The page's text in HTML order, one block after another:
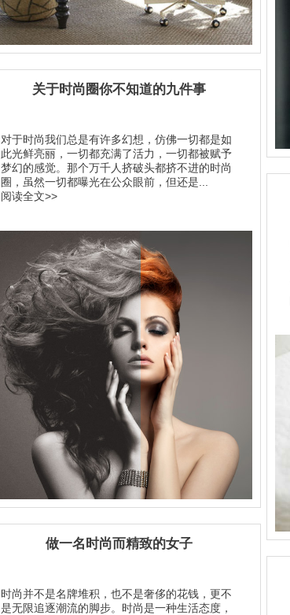
关于时尚圈你不知道的九件事
对于时尚我们总是有许多幻想，仿佛一切都是如
此光鲜亮丽，一切都充满了活力，一切都被赋予
梦幻的感觉。那个万千人挤破头都挤不进的时尚
圈，虽然一切都曝光在公众眼前，但还是...
阅读全文>>
做一名时尚而精致的女子
时尚并不是名牌堆积，也不是奢侈的花钱，更不
是无限追逐潮流的脚步。时尚是一种生活态度，